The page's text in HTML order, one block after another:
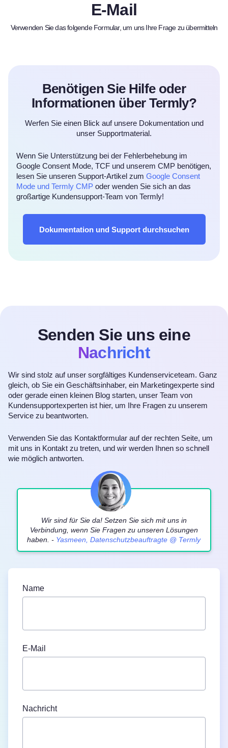
E-Mail
Verwenden Sie das folgende Formular, um uns Ihre Frage zu übermitteln
Benötigen Sie Hilfe oder
Informationen über Termly?
Werfen Sie einen Blick auf unsere Dokumentation und
unser Supportmaterial.
Wenn Sie Unterstützung bei der Fehlerbehebung im
Google Consent Mode, TCF und unserem CMP benötigen,
lesen Sie unseren Support-Artikel zum Google Consent
Mode und Termly CMP oder wenden Sie sich an das
großartige Kundensupport-Team von Termly!
Dokumentation und Support durchsuchen
Senden Sie uns eine
Nachricht
Wir sind stolz auf unser sorgfältiges Kundenserviceteam. Ganz
gleich, ob Sie ein Geschäftsinhaber, ein Marketingexperte sind
oder gerade einen kleinen Blog starten, unser Team von
Kundensupportexperten ist hier, um Ihre Fragen zu unserem
Service zu beantworten.
Verwenden Sie das Kontaktformular auf der rechten Seite, um
mit uns in Kontakt zu treten, und wir werden Ihnen so schnell
wie möglich antworten.
Wir sind für Sie da! Setzen Sie sich mit uns in
Verbindung, wenn Sie Fragen zu unseren Lösungen
haben. - Yasmeen, Datenschutzbeauftragte @ Termly
Name
E-Mail
Nachricht